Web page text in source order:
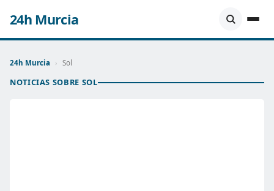
24h Murcia
24h Murcia › Sol
NOTICIAS SOBRE SOL